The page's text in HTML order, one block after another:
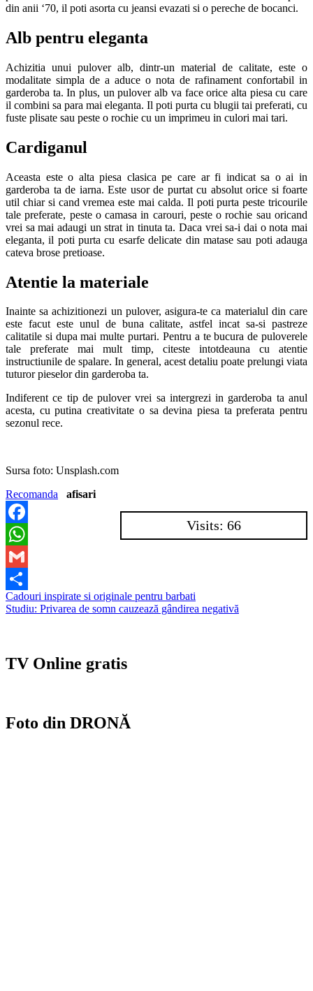
din anii ‘70, il poti asorta cu jeansi evazati si o pereche de bocanci.
Alb pentru eleganta
Achizitia unui pulover alb, dintr-un material de calitate, este o
modalitate simpla de a aduce o nota de rafinament confortabil in
garderoba ta. In plus, un pulover alb va face orice alta piesa cu care
il combini sa para mai eleganta. Il poti purta cu blugii tai preferati, cu
fuste plisate sau peste o rochie cu un imprimeu in culori mai tari.
Cardiganul
Aceasta este o alta piesa clasica pe care ar fi indicat sa o ai in
garderoba ta de iarna. Este usor de purtat cu absolut orice si foarte
util chiar si cand vremea este mai calda. Il poti purta peste tricourile
tale preferate, peste o camasa in carouri, peste o rochie sau oricand
vrei sa mai adaugi un strat in tinuta ta. Daca vrei sa-i dai o nota mai
eleganta, il poti purta cu esarfe delicate din matase sau poti adauga
cateva brose pretioase.
Atentie la materiale
Inainte sa achizitionezi un pulover, asigura-te ca materialul din care
este facut este unul de buna calitate, astfel incat sa-si pastreze
calitatile si dupa mai multe purtari. Pentru a te bucura de puloverele
tale preferate mai mult timp, citeste intotdeauna cu atentie
instructiunile de spalare. In general, acest detaliu poate prelungi viata
tuturor pieselor din garderoba ta.
Indiferent ce tip de pulover vrei sa intergrezi in garderoba ta anul
acesta, cu putina creativitate o sa devina piesa ta preferata pentru
sezonul rece.
Sursa foto: Unsplash.com
Recomanda
afisari
Visits: 66
Facebook
WhatsApp
Gmail
Partajează
Navigare
în
Cadouri inspirate si originale pentru barbati
Studiu: Privarea de somn cauzează gândirea negativă
TV Online gratis
Foto din DRONĂ